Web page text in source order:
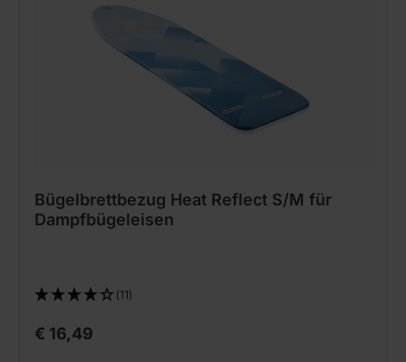
Bügelbrettbezug Heat Reflect S/M für
Dampfbügeleisen
(11)
€ 16,49